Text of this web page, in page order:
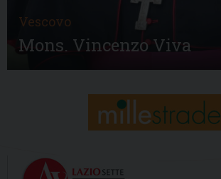
Vescovo
Mons. Vincenzo Viva